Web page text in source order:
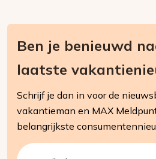
Ben je benieuwd
laatste
Schrijf je dan in voor de
vakantieman en MAX
belangrijkste
E-